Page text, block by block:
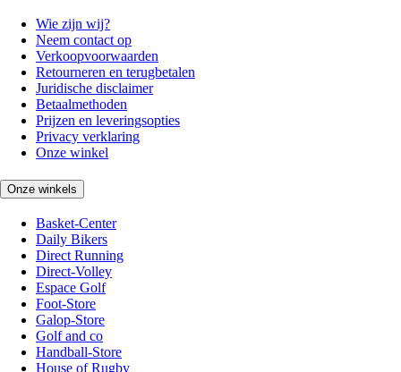
Wie zijn wij?
Neem contact op
Verkoopvoorwaarden
Retourneren en terugbetalen
Juridische disclaimer
Betaalmethoden
Prijzen en leveringsopties
Privacy verklaring
Onze winkel
Onze winkels
Basket-Center
Daily Bikers
Direct Running
Direct-Volley
Espace Golf
Foot-Store
Galop-Store
Golf and co
Handball-Store
House of Rugby